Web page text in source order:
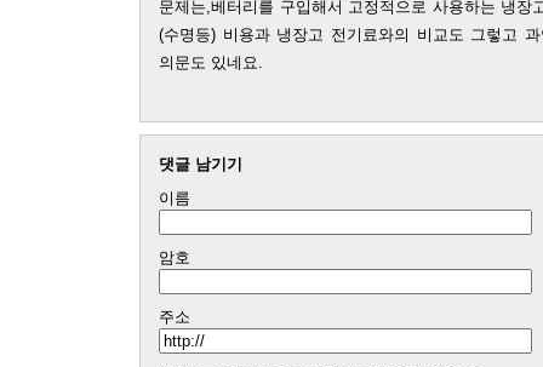
문제는,베터리를 구입해서 고정적으로 사용하는 냉장
(수명등) 비용과 냉장고 전기료와의 비교도 그렇고
의문도 있네요.
댓글 남기기
이름
암호
주소